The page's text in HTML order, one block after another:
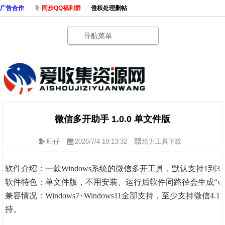
广告合作 同步QQ福利群 侵权处理删帖
导航菜单
微信多开助手 1.0.0 单文件版
旺仔 2026/7/4 19:13:32 给力工具下载
软件介绍：一款Windows系统的微信多开工具，默认支持1到3
软件特色：单文件版，不用安装、运行后软件同路径会生成
兼容情况：Windows7~Windows11全部支持，至少支持微信
持。